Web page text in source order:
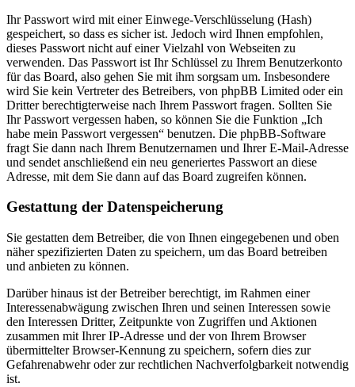
Ihr Passwort wird mit einer Einwege-Verschlüsselung (Hash)
gespeichert, so dass es sicher ist. Jedoch wird Ihnen empfohlen,
dieses Passwort nicht auf einer Vielzahl von Webseiten zu
verwenden. Das Passwort ist Ihr Schlüssel zu Ihrem Benutzerkonto
für das Board, also gehen Sie mit ihm sorgsam um. Insbesondere
wird Sie kein Vertreter des Betreibers, von phpBB Limited oder ein
Dritter berechtigterweise nach Ihrem Passwort fragen. Sollten Sie
Ihr Passwort vergessen haben, so können Sie die Funktion „Ich
habe mein Passwort vergessen“ benutzen. Die phpBB-Software
fragt Sie dann nach Ihrem Benutzernamen und Ihrer E-Mail-Adresse
und sendet anschließend ein neu generiertes Passwort an diese
Adresse, mit dem Sie dann auf das Board zugreifen können.
Gestattung der Datenspeicherung
Sie gestatten dem Betreiber, die von Ihnen eingegebenen und oben
näher spezifizierten Daten zu speichern, um das Board betreiben
und anbieten zu können.
Darüber hinaus ist der Betreiber berechtigt, im Rahmen einer
Interessenabwägung zwischen Ihren und seinen Interessen sowie
den Interessen Dritter, Zeitpunkte von Zugriffen und Aktionen
zusammen mit Ihrer IP-Adresse und der von Ihrem Browser
übermittelter Browser-Kennung zu speichern, sofern dies zur
Gefahrenabwehr oder zur rechtlichen Nachverfolgbarkeit notwendig
ist.